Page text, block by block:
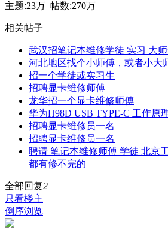
主题:23万 帖数:270万
相关帖子
武汉招笔记本维修学徒 实习 大
河北地区找个小师傅，或者小大
招一个学徒或实习生
招聘显卡维修师傅
龙华招一个显卡维修师傅
华为H98D USB TYPE-C 工作原
招聘显卡维修员一名
招聘显卡维修员一名
聘请 笔记本维修师傅 学徒 北京
都有修不完的
全部回复2
只看楼主
倒序浏览